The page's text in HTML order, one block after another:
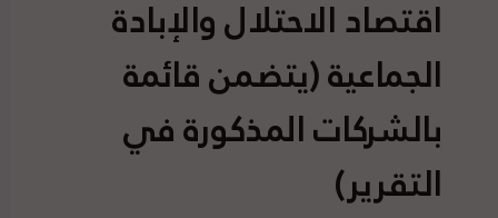
اقتصاد الاحتلال والإبادة
الجماعية (يتضمن قائمة
بالشركات المذكورة في
التقرير)